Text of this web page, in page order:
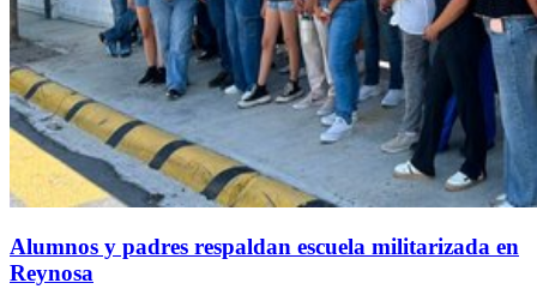
Alumnos y padres respaldan escuela militarizada en
Reynosa